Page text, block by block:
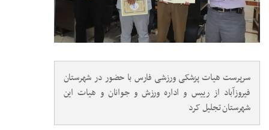
سرپرست هیات پزشکی ورزشی فارس با حضور در شهرستان
فیروزآباد از رییس و اداره ورزش و جوانان و هیات این
شهرستان تجلیل کرد